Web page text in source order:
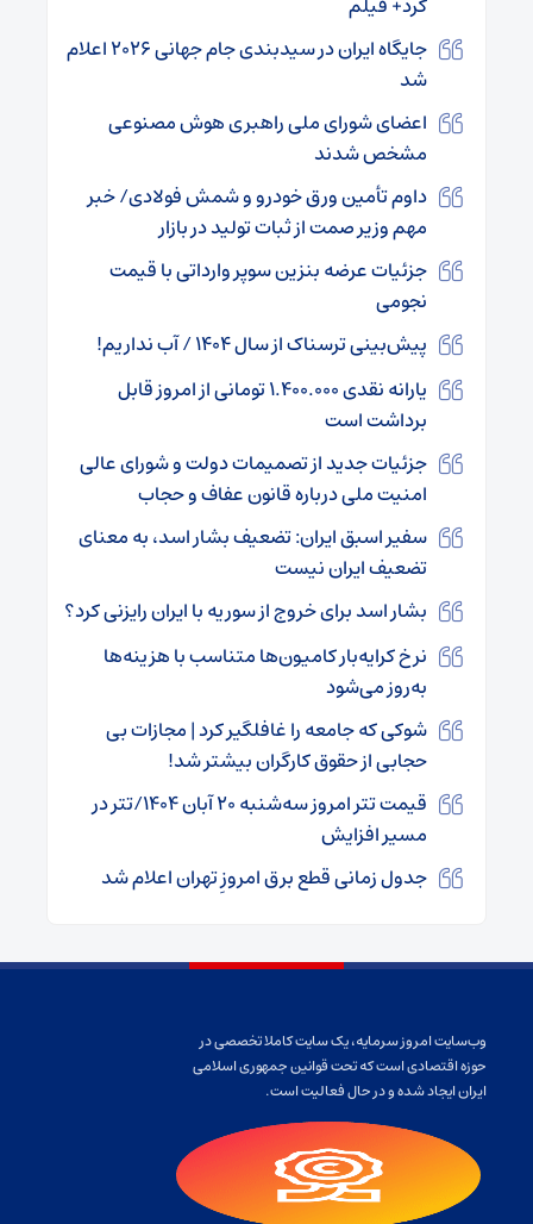
جایگاه ایران در سیدبندی‌ جام جهانی ۲۰۲۶ اعلام
شد
اعضای شورای ملی راهبری هوش مصنوعی
مشخص شدند
داوم تأمین ورق خودرو و شمش فولادی/ خبر
مهم وزیر صمت از ثبات تولید در بازار
جزئیات عرضه بنزین سوپر وارداتی با قیمت
نجومی
پیش‌بینی ترسناک از سال ۱۴۰۴ / آب نداریم!
یارانه نقدی ۱.۴۰۰.۰۰۰ تومانی از امروز قابل
برداشت است
جزئیات جدید از تصمیمات دولت و شورای عالی
امنیت ملی درباره قانون عفاف و حجاب
سفیر اسبق ایران: تضعیف بشار اسد، به معنای
تضعیف ایران نیست
بشار اسد برای خروج از سوریه با ایران رایزنی کرد؟
نرخ کرایه‌بار کامیون‌ها متناسب با هزینه‌ها
به‌روز می‌شود
شوکی که جامعه را غافلگیر کرد | مجازات بی
حجابی از حقوق کارگران بیشتر شد!
قیمت تتر امروز سه‌شنبه ۲۰ آبان ۱۴۰۴/تتر در
مسیر افزایش
جدول زمانی قطع برق امروزِ تهران اعلام شد
وب‌سایت امروز سرمایه، یک سایت کاملا تخصصی در
حوزه اقتصادی است که تحت قوانین جمهوری اسلامی
ایران ایجاد شده و در حال فعالیت است.